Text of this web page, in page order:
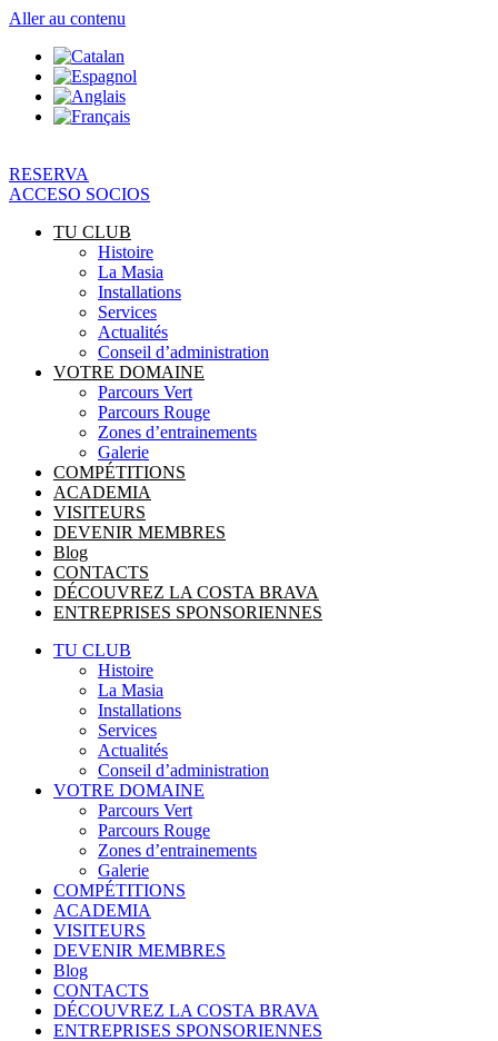
Aller au contenu
RESERVA
ACCESO SOCIOS
TU CLUB
Histoire
La Masia
Installations
Services
Actualités
Conseil d’administration
VOTRE DOMAINE
Parcours Vert
Parcours Rouge
Zones d’entrainements
Galerie
COMPÉTITIONS
ACADEMIA
VISITEURS
DEVENIR MEMBRES
Blog
CONTACTS
DÉCOUVREZ LA COSTA BRAVA
ENTREPRISES SPONSORIENNES
TU CLUB
Histoire
La Masia
Installations
Services
Actualités
Conseil d’administration
VOTRE DOMAINE
Parcours Vert
Parcours Rouge
Zones d’entrainements
Galerie
COMPÉTITIONS
ACADEMIA
VISITEURS
DEVENIR MEMBRES
Blog
CONTACTS
DÉCOUVREZ LA COSTA BRAVA
ENTREPRISES SPONSORIENNES